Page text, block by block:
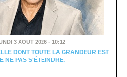
3 AOÛT 2026 - 10:12
DONT TOUTE LA GRANDEUR EST
NE PAS S'ÉTEINDRE.